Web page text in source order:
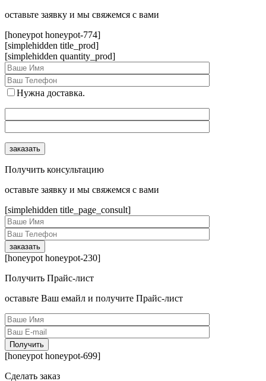
оcтавьте заявку и мы свяжемся с вами
[honeypot honeypot-774]
[simplehidden title_prod]
[simplehidden quantity_prod]
Нужна доставка.
Получить консультацию
оcтавьте заявку и мы свяжемся с вами
[simplehidden title_page_consult]
[honeypot honeypot-230]
Получить Прайс-лист
оcтавьте Ваш емайл и получите Прайс-лист
[honeypot honeypot-699]
Сделать заказ